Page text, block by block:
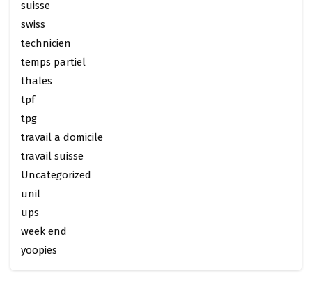
suisse
swiss
technicien
temps partiel
thales
tpf
tpg
travail a domicile
travail suisse
Uncategorized
unil
ups
week end
yoopies